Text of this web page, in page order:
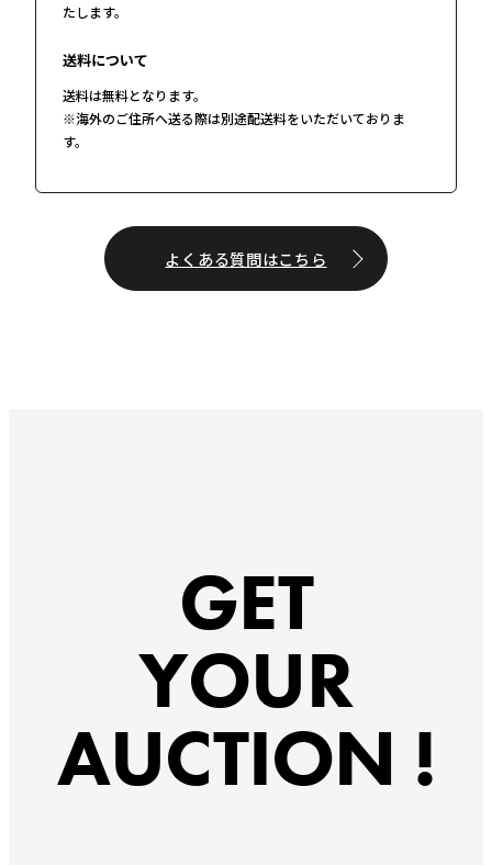
たします。
送料について
送料は無料となります。
※海外のご住所へ送る際は別途配送料をいただいておりま
す。
よくある質問はこちら
GET
YOUR
AUCTION !